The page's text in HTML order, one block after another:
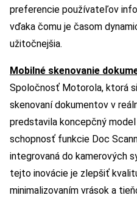
preferencie používateľov
vďaka čomu je časom
užitočnejšia.
Mobilné skenovanie
Spoločnosť Motorola, ktorá
skenovaní dokumentov v
predstavila koncepčný
schopnosť funkcie Doc
integrovaná do kamerových
tejto inovácie je zlepšiť
minimalizovaním vrások a